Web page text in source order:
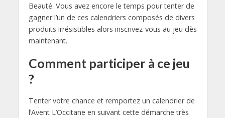
Beauté. Vous avez encore le temps pour tenter de
gagner l’un de ces calendriers composés de divers
produits irrésistibles alors inscrivez-vous au jeu dès
maintenant.
Comment participer à ce jeu
?
Tenter votre chance et remportez un calendrier de
l’Avent L’Occitane en suivant cette démarche très